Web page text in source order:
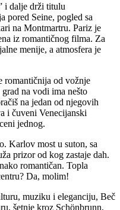
i dalje drži titulu
pored Seine, pogled sa
na Montmartru. Pariz je
iz romantičnog filma. Za
menije, a atmosfera je
od vožnje
na vodi ima nešto
na jedan od njegovih
i čuveni Venecijanski
jednog.
Karlov most u suton, sa
prizor od kog zastaje dah.
romantičan. Topla
Da, molim!
muziku i eleganciju, Beč
šetnje kroz Schönbrunn,